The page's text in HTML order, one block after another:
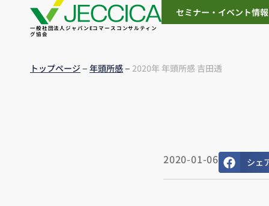
一般社団法人ジャパンEコマースコンサルティン
グ協会
セミナー・イベント情報
トップページ– 年頭所感– 2020年 年頭所感 吉田透
2020-01-06 シェ